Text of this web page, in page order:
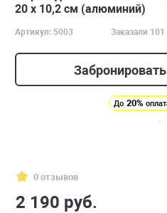
20 х 10,2 см (алюминий)
Артикул: 5003 Заказали 101
Забронировать
До 20%
0 отзывов
2 190 руб.